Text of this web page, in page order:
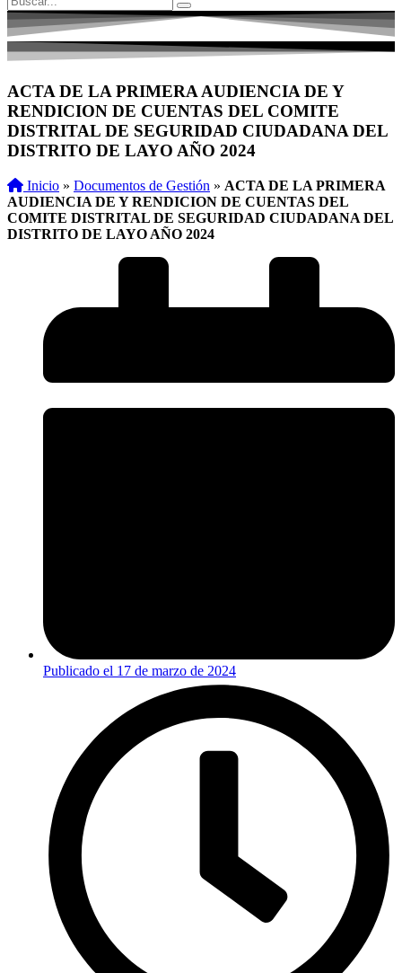
ACTA DE LA PRIMERA AUDIENCIA DE Y
RENDICION DE CUENTAS DEL COMITE
DISTRITAL DE SEGURIDAD CIUDADANA DEL
DISTRITO DE LAYO AÑO 2024
Inicio » Documentos de Gestión » ACTA DE LA PRIMERA
AUDIENCIA DE Y RENDICION DE CUENTAS DEL
COMITE DISTRITAL DE SEGURIDAD CIUDADANA DEL
DISTRITO DE LAYO AÑO 2024
Publicado el 17 de marzo de 2024